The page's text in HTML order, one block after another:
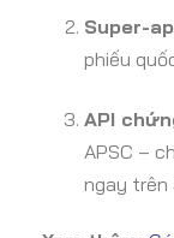
Super-
phiếu
API
APSC –
ngay trên